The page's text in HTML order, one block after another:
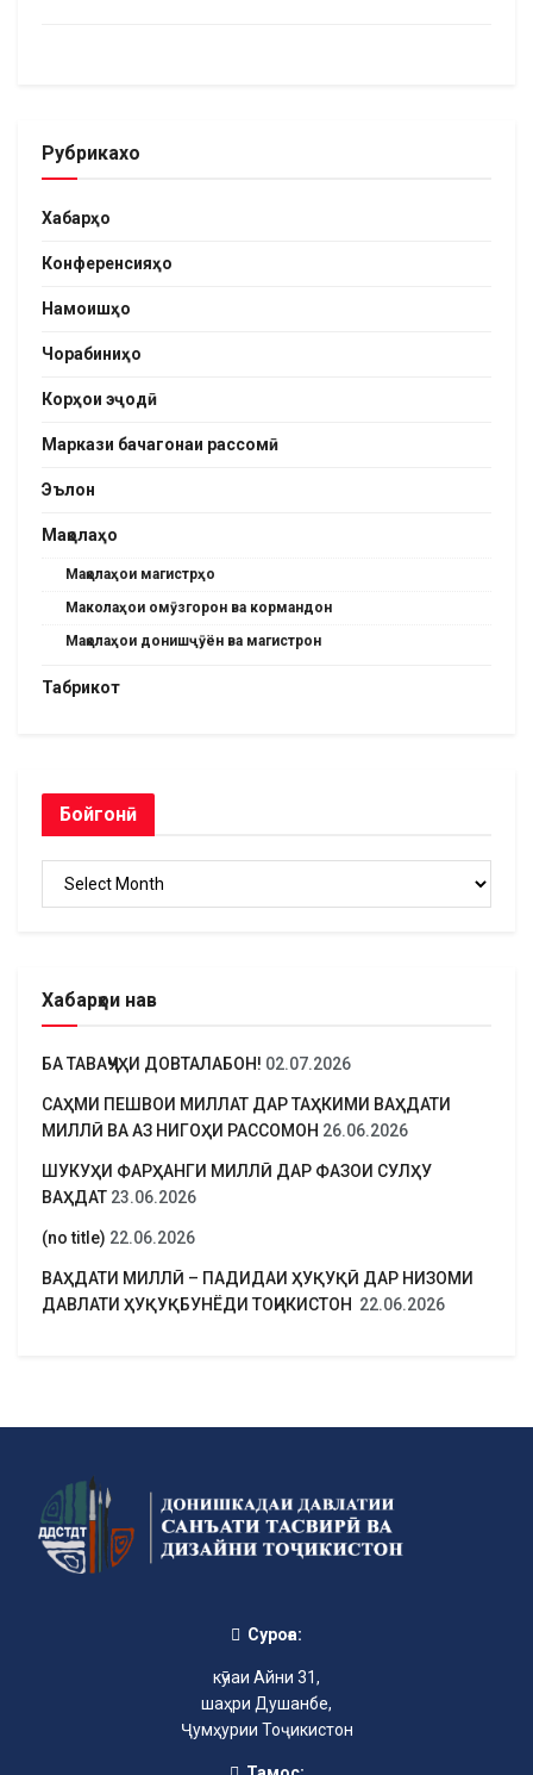
Рубрикахо
Хабарҳо
Конференсияҳо
Намоишҳо
Чорабиниҳо
Корҳои эҷодӣ
Маркази бачагонаи рассомӣ
Эълон
Мақолаҳо
Мақолаҳои магистрҳо
Маколаҳои омӯзгорон ва кормандон
Мақолаҳои донишҷӯён ва магистрон
Табрикот
Бойгонӣ
Хабарҳои нав
БА ТАВАҶҶУҲИ ДОВТАЛАБОН! 02.07.2026
САҲМИ ПЕШВОИ МИЛЛАТ ДАР ТАҲКИМИ ВАҲДАТИ
МИЛЛӢ ВА АЗ НИГОҲИ РАССОМОН 26.06.2026
ШУКУҲИ ФАРҲАНГИ МИЛЛӢ ДАР ФАЗОИ СУЛҲУ
ВАҲДАТ 23.06.2026
(no title) 22.06.2026
ВАҲДАТИ МИЛЛӢ – ПАДИДАИ ҲУҚУҚӢ ДАР НИЗОМИ
ДАВЛАТИ ҲУҚУҚБУНЁДИ ТОҶИКИСТОН 22.06.2026
Суроға:
кӯчаи Айни 31,
шаҳри Душанбе,
Ҷумҳурии Тоҷикистон